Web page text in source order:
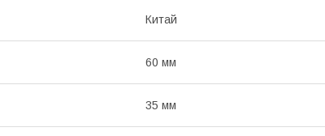
Китай
60 мм
35 мм